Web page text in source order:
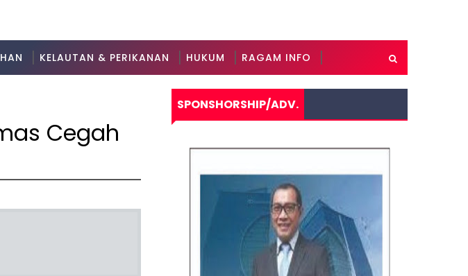
KELAUTAN & PERIKANAN HUKUM RAGAM INFO
Cegah
SPONSHORSHIP/ADV.